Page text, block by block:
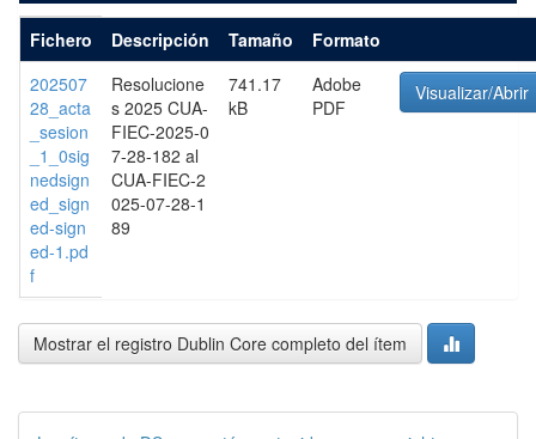
Fichero Descripción Tamaño
Formato
202507
28_acta
_sesion
_1_0sig
nedsign
ed_sign
ed-sign
ed-1.pd
f
Resolucione
s 2025 CUA-
FIEC-2025-0
7-28-182 al
CUA-FIEC-2
025-07-28-1
89
741.17
kB
Adobe
PDF
Visualizar/Abrir
Mostrar el registro Dublin Core completo del ítem